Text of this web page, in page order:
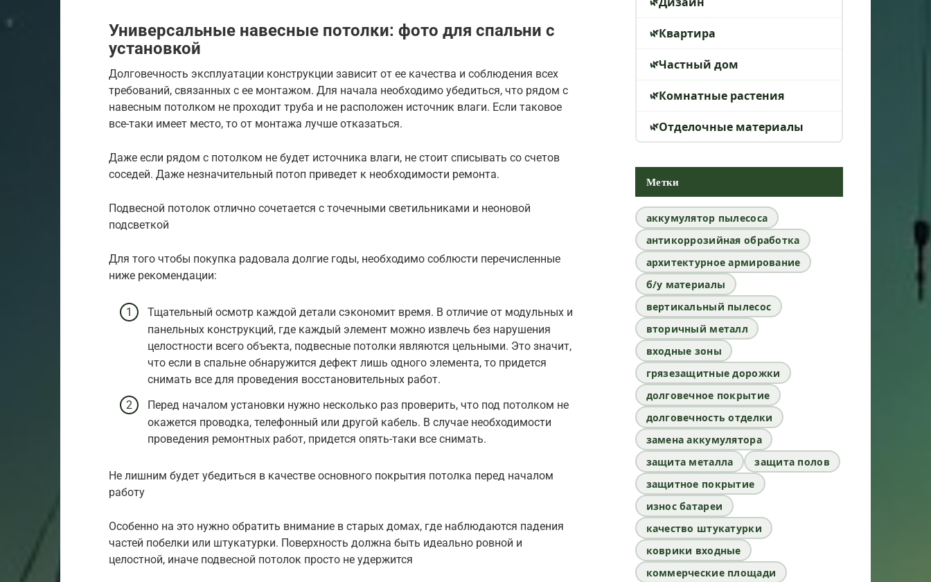
Универсальные навесные потолки: фото для спальни с
установкой
Долговечность эксплуатации конструкции зависит от ее качества и соблюдения всех
требований, связанных с ее монтажом. Для начала необходимо убедиться, что рядом с
навесным потолком не проходит труба и не расположен источник влаги. Если таковое
все-таки имеет место, то от монтажа лучше отказаться.
Даже если рядом с потолком не будет источника влаги, не стоит списывать со счетов
соседей. Даже незначительный потоп приведет к необходимости ремонта.
Подвесной потолок отлично сочетается с точечными светильниками и неоновой
подсветкой
Для того чтобы покупка радовала долгие годы, необходимо соблюсти перечисленные
ниже рекомендации:
Тщательный осмотр каждой детали сэкономит время. В отличие от модульных и
панельных конструкций, где каждый элемент можно извлечь без нарушения
целостности всего объекта, подвесные потолки являются цельными. Это значит,
что если в спальне обнаружится дефект лишь одного элемента, то придется
снимать все для проведения восстановительных работ.
Перед началом установки нужно несколько раз проверить, что под потолком не
окажется проводка, телефонный или другой кабель. В случае необходимости
проведения ремонтных работ, придется опять-таки все снимать.
Не лишним будет убедиться в качестве основного покрытия потолка перед началом
работу
Особенно на это нужно обратить внимание в старых домах, где наблюдаются падения
частей побелки или штукатурки. Поверхность должна быть идеально ровной и
целостной, иначе подвесной потолок просто не удержится
Квартира
Частный дом
Комнатные растения
Отделочные материалы
Метки
аккумулятор пылесоса
антикоррозийная обработка
архитектурное армирование
б/у материалы
вертикальный пылесос
вторичный металл
входные зоны
грязезащитные дорожки
долговечное покрытие
долговечность отделки
замена аккумулятора
защита металла
защита полов
защитное покрытие
износ батареи
качество штукатурки
коврики входные
коммерческие площади